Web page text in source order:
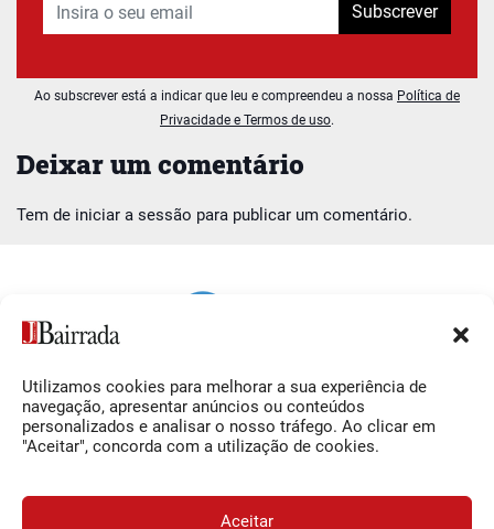
Utilizamos cookies para melhorar a sua experiência de
navegação, apresentar anúncios ou conteúdos
personalizados e analisar o nosso tráfego. Ao clicar em
"Aceitar", concorda com a utilização de cookies.
Aceitar
Deixar um comentário
Tem de iniciar a sessão para publicar um comentário.
Subscrever
Ao subscrever está a indicar que leu e compreendeu a nossa Política de
Privacidade e Termos de uso.
Siga-nos
Facebook
O Jornal da Bairrada
Contactos